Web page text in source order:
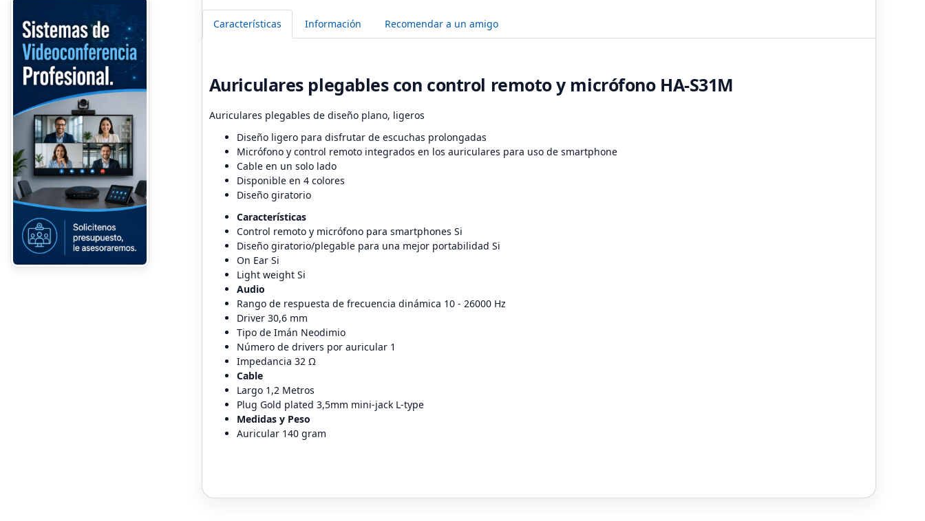
Características Información Recomendar a un amigo
Auriculares plegables con control remoto y micrófono HA-S31M
Auriculares plegables de diseño plano, ligeros
Diseño ligero para disfrutar de escuchas prolongadas
Micrófono y control remoto integrados en los auriculares para uso de smartphone
Cable en un solo lado
Disponible en 4 colores
Diseño giratorio
Características
Control remoto y micrófono para smartphones Si
Diseño giratorio/plegable para una mejor portabilidad Si
On Ear Si
Light weight Si
Audio
Rango de respuesta de frecuencia dinámica 10 - 26000 Hz
Driver 30,6 mm
Tipo de Imán Neodimio
Número de drivers por auricular 1
Impedancia 32 Ω
Cable
Largo 1,2 Metros
Plug Gold plated 3,5mm mini-jack L-type
Medidas y Peso
Auricular 140 gram